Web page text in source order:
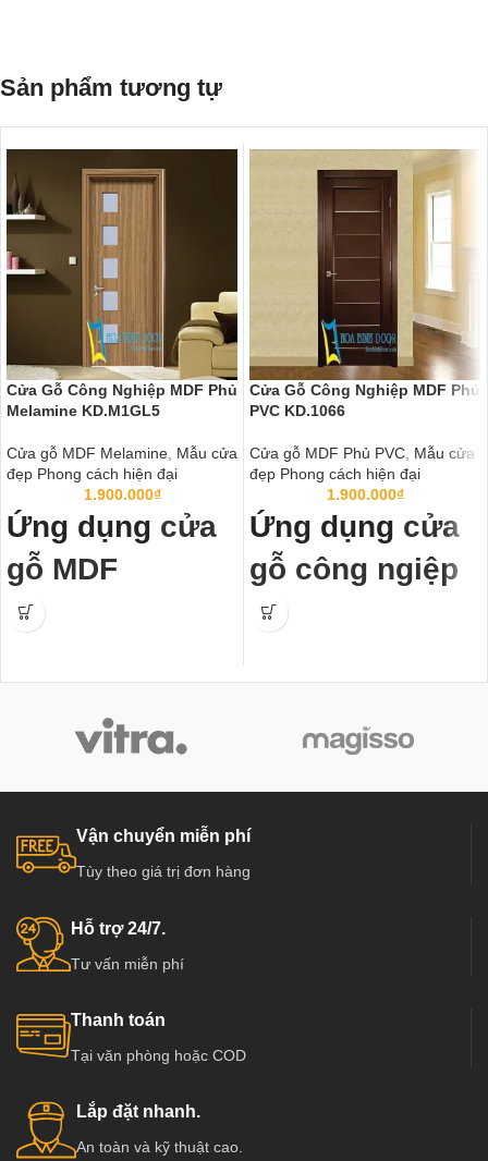
Sản phẩm tương tự
Cửa Gỗ Công Nghiệp MDF Phủ
Melamine KD.M1GL5
Cửa gỗ MDF Melamine Mẫu cửa
đẹp Phong cách hiện đại
1.900.000₫
Ứng dụng cửa
gỗ MDF
Melamine
thay thế thói quen sử
dụng gỗ tự nhiên để làm các loại
Biệt thự, nhà phố ở các nước tiên
tiến như Mỹ, Hàn Quốc, Nhật Bản…
Cửa Gỗ Công Nghiệp MDF Phủ
PVC KD.1066
Cửa gỗ MDF Phủ PVC Mẫu cửa
đẹp Phong cách hiện đại
1.900.000₫
Ứng dụng cửa
gỗ công ngiệp
MDF phủ
Cửa gỗ công nghiệp MDF phủ
phòng trong các công trình công
Vận chuyển miễn phí
Tùy theo giá trị đơn hàng
Hỗ trợ 24/7.
Tư vấn miễn phí
Thanh toán
Tại văn phòng hoặc COD
Lắp đặt nhanh.
An toàn và kỹ thuật cao.